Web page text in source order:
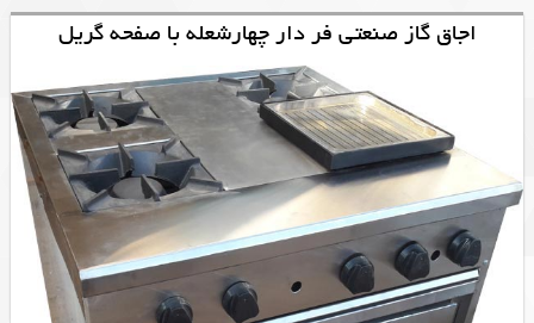
اجاق گاز صنعتی فر دار چهارشعله با صفحه گریل